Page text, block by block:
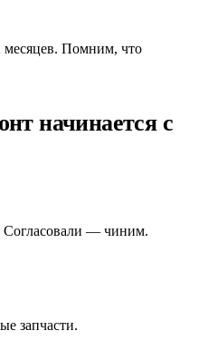
месяцев. Помним, что
начинается с
Согласовали — чиним.
запчасти.